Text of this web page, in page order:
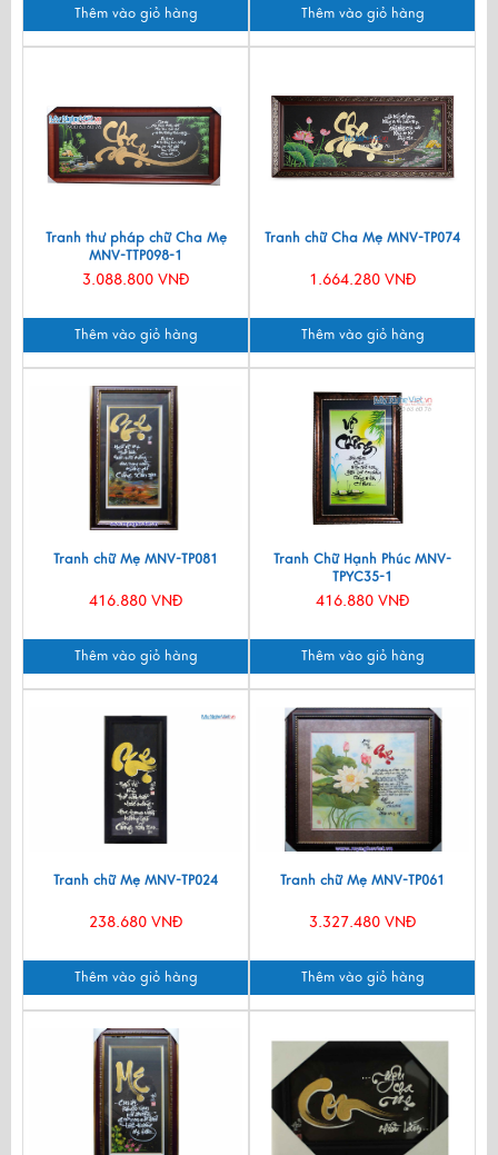
Thêm vào giỏ hàng Thêm vào giỏ hàng
Tranh thư pháp chữ Cha Mẹ
MNV-TTP098-1
3.088.800 VNĐ
Thêm vào giỏ hàng
Tranh chữ Cha Mẹ MNV-TP074
1.664.280 VNĐ
Thêm vào giỏ hàng
Tranh chữ Mẹ MNV-TP081
416.880 VNĐ
Thêm vào giỏ hàng
Tranh Chữ Hạnh Phúc MNV-
TPYC35-1
416.880 VNĐ
Thêm vào giỏ hàng
Tranh chữ Mẹ MNV-TP024
238.680 VNĐ
Thêm vào giỏ hàng
Tranh chữ Mẹ MNV-TP061
3.327.480 VNĐ
Thêm vào giỏ hàng